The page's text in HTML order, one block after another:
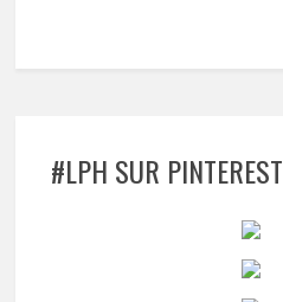
#LPH SUR PINTEREST